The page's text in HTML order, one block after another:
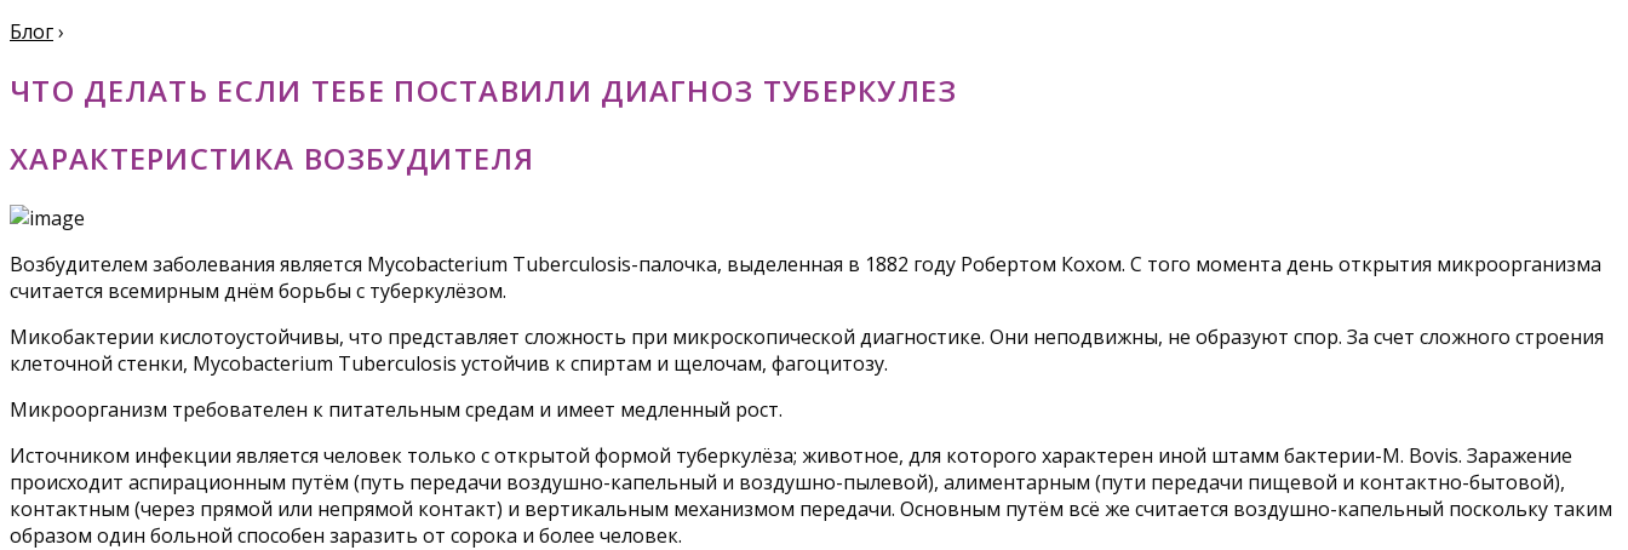
Блог›
ЧТО ДЕЛАТЬ ЕСЛИ ТЕБЕ ПОСТАВИЛИ ДИАГНОЗ ТУБЕРКУЛЕЗ
ХАРАКТЕРИСТИКА ВОЗБУДИТЕЛЯ
Возбудителем заболевания является Mycobacterium Tuberculosis-палочка, выделенная в 1882 году Робертом Кохом. С того момента день открытия микроорганизма
считается всемирным днём борьбы с туберкулёзом.
Микобактерии кислотоустойчивы, что представляет сложность при микроскопической диагностике. Они неподвижны, не образуют спор. За счет сложного строения
клеточной стенки, Mycobacterium Tuberculosis устойчив к спиртам и щелочам, фагоцитозу.
Микроорганизм требователен к питательным средам и имеет медленный рост.
Источником инфекции является человек только с открытой формой туберкулёза; животное, для которого характерен иной штамм бактерии-M. Bovis. Заражение
происходит аспирационным путём (путь передачи воздушно-капельный и воздушно-пылевой), алиментарным (пути передачи пищевой и контактно-бытовой),
контактным (через прямой или непрямой контакт) и вертикальным механизмом передачи. Основным путём всё же считается воздушно-капельный поскольку таким
образом один больной способен заразить от сорока и более человек.